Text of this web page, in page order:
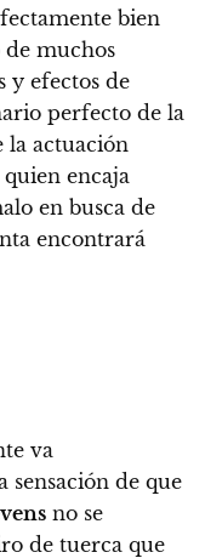
bien
muchos
y efectos de
perfecto de la
la actuación
quien encaja
en busca de
encontrará
va
sensación de que
no se
de tuerca que